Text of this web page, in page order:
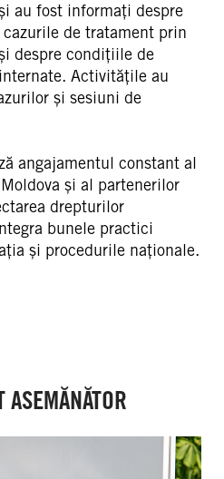
au fost informați despre
de tratament prin
despre condițiile de
Activitățile au
și sesiuni de
angajamentul constant al
și al partenerilor
drepturilor
bunele practici
și procedurile naționale.
ASEMĂNĂTOR